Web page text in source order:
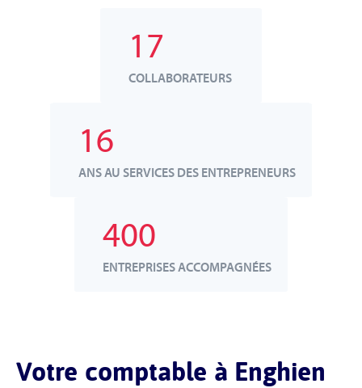
17
COLLABORATEURS
16
ANS AU SERVICES DES ENTREPRENEURS
400
ENTREPRISES ACCOMPAGNÉES
Votre comptable à Enghien